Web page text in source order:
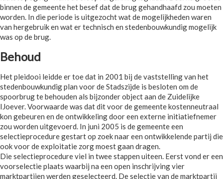
binnen de gemeente het besef dat de brug gehandhaafd zou moeten
worden. In die periode is uitgezocht wat de mogelijkheden waren
van hergebruik en wat er technisch en stedenbouwkundig mogelijk
was op de brug.
Behoud
Het pleidooi leidde er toe dat in 2001 bij de vaststelling van het
stedenbouwkundig plan voor de Stadszijde is besloten om de
spoorbrug te behouden als bijzonder object aan de Zuidelijke
IJoever. Voorwaarde was dat dit voor de gemeente kostenneutraal
kon gebeuren en de ontwikkeling door een externe initiatiefnemer
zou worden uitgevoerd. In juni 2005 is de gemeente een
selectieprocedure gestart op zoek naar een ontwikkelende partij die
ook voor de exploitatie zorg moest gaan dragen.
Die selectieprocedure viel in twee stappen uiteen. Eerst vond er een
voorselectie plaats waarbij na een open inschrijving vier
marktpartijen werden geselecteerd. De selectie van de marktpartij